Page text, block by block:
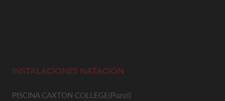
INSTALACIONES NATACIÓN
PISCINA CAXTON COLLEGE(Puzol)